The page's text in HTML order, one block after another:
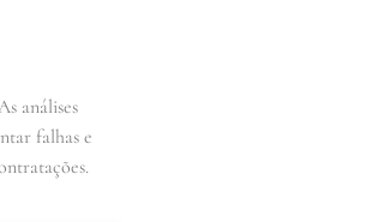
análises
falhas e